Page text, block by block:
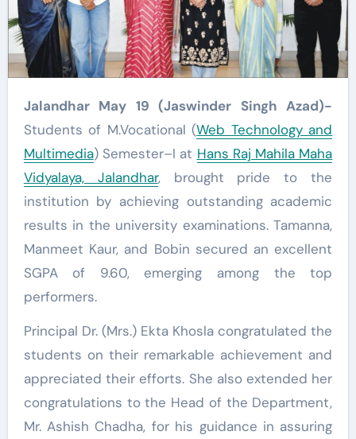
Jalandhar May 19 (Jaswinder Singh Azad)-
Students of M.Vocational (Web Technology and
Multimedia) Semester–I at Hans Raj Mahila Maha
Vidyalaya, Jalandhar, brought pride to the
institution by achieving outstanding academic
results in the university examinations. Tamanna,
Manmeet Kaur, and Bobin secured an excellent
SGPA of 9.60, emerging among the top
performers.
Principal Dr. (Mrs.) Ekta Khosla congratulated the
students on their remarkable achievement and
appreciated their efforts. She also extended her
congratulations to the Head of the Department,
Mr. Ashish Chadha, for his guidance in assuring